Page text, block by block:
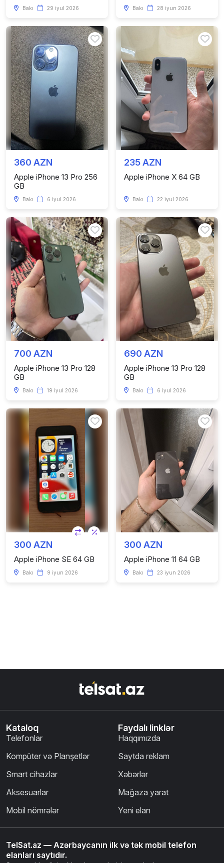
Bakı 29 iyul 2026 Bakı 28 iyun 2026
360 AZN
Apple iPhone 13 Pro 256
GB
Bakı 6 iyul 2026
235 AZN
Apple iPhone X 64 GB
Bakı 22 iyul 2026
700 AZN
Apple iPhone 13 Pro 128
GB
Bakı 19 iyul 2026
690 AZN
Apple iPhone 13 Pro 128
GB
Bakı 6 iyul 2026
300 AZN
Apple iPhone SE 64 GB
Bakı 9 iyun 2026
300 AZN
Apple iPhone 11 64 GB
Bakı 23 iyun 2026
Kataloq
Telefonlar
Kompüter və Planşetlər
Smart cihazlar
Aksesuarlar
Mobil nömrələr
Faydalı linklər
Haqqımızda
Saytda reklam
Xəbərlər
Mağaza yarat
Yeni elan
TelSat.az — Azərbaycanın ilk və tək mobil telefon
elanları saytıdır.